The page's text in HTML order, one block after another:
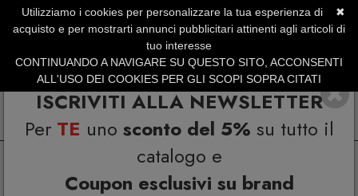
ISCRIVITI ALLA NEWSLETTER
Per TE uno sconto del 5% su tutto il
catalogo e
Coupon esclusivi su brand
SERVIZIO CLIENTI +39.0773.470.562
SUMMER SALES | Fino al 31 Agosto
✖
Utilizziamo i cookies per personalizzare la tua esperienza di
acquisto e per mostrarti annunci pubblicitari attinenti agli articoli di
tuo interesse
CONTINUANDO A NAVIGARE SU QUESTO SITO, ACCONSENTI
ALL'USO DEI COOKIES PER GLI SCOPI SOPRA CITATI